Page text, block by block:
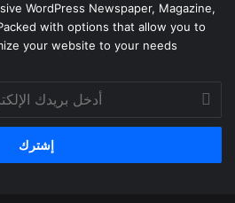
WordPress Newspaper, Magazine,
with options that allow you to
your website to your needs.
أدخل
بريدك
الإلكتروني